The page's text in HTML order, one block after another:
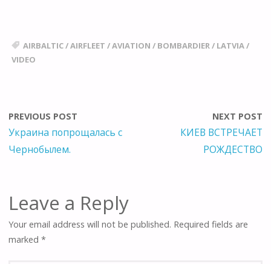
AIRBALTIC/AIRFLEET /AVIATION / BOMBARDIER/ LATVIA/
VIDEO
PREVIOUS POST
Украина попрощалась с
Чернобылем.
NEXT POST
КИЕВ ВСТРЕЧАЕТ
РОЖДЕСТВО
Leave a Reply
Your email address will not be published. Required fields are
marked*